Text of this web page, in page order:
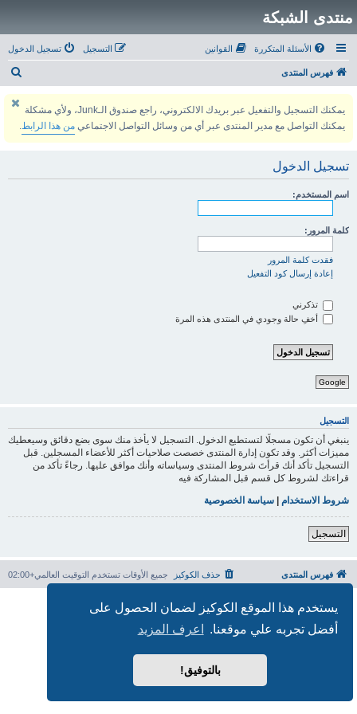
يستخدم هذا الموقع الكوكيز لضمان الحصول على
أفضل تجربه علي موقعنا.
اعرف المزيد
بالتوفيق!
منتدى الشبكة
الأسئلة المتكررة القوانين تسجيل الدخول التسجيل
فهرس المنتدى
يمكنك التسجيل والتفعيل عبر بريدك الالكتروني، راجع صندوق الـJunk، ولأي مشكلة
يمكنك التواصل مع مدير المنتدى عبر أي من وسائل التواصل الاجتماعي من هذا الرابط.
تسجيل الدخول
اسم المستخدم:
كلمة المرور:
فقدت كلمة المرور
إعادة إرسال كود التفعيل
تذكرني
أخفِ حالة وجودي في المنتدى هذه المرة
Google
التسجيل
ينبغي أن تكون مسجلًا لتستطيع الدخول. التسجيل لا يأخذ منك سوى بضع دقائق وسيعطيك
مميزات أكثر. وقد تكون إدارة المنتدى خصصت صلاحيات أكثر للأعضاء المسجلين. قبل
التسجيل تأكد أنك قرأتَ شروط المنتدى وسياساته وأنك موافق عليها. رجاءً تأكد من
قراءتك لشروط كل قسم قبل المشاركة فيه
شروط الاستخدام | سياسة الخصوصية
التسجيل
فهرس المنتدى جميع الأوقات تستخدم التوقيت العالمي+02:00 حذف الكوكيز
بدعم من phpBB
® Forum Software © phpBB Limited
الترجمة برعاية
المنتديات العربية
الخصوصية| الشروط